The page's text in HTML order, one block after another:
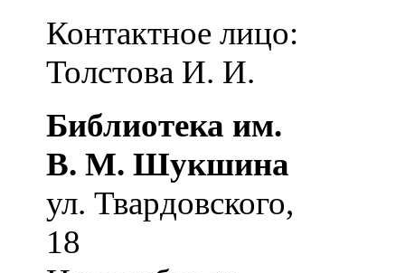
Контактное лицо:
Толстова И. И.
Библиотека им.
В. М. Шукшина
ул. Твардовского,
18